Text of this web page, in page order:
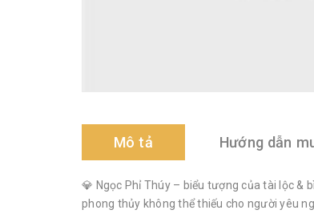
Mô tả Hướng dẫn
💎 Ngọc Phỉ Thúy – biểu tượng của tài lộc
phong thủy không thể thiếu cho người yêu